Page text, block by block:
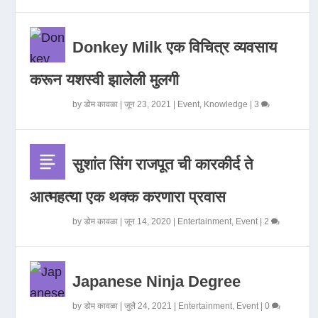
Donkey Milk एक विचित्र व्यवसाय
करून यशस्वी झालेली मुलगी
byडोम कावळा |जून 23, 2021 Event, Knowledge |3
सुशांत सिंग राजपूत ची कारकीर्द ते
आत्महत्या एक थक्क करणारा प्रवास
byडोम कावळा |जून 14, 2020 Entertainment, Event|2
Japanese Ninja Degree
byडोम कावळा |जुलै 24, 2021 Entertainment, Event|0